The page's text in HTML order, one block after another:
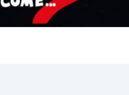
LE GROS RIFFIFI –
The Covers !!!